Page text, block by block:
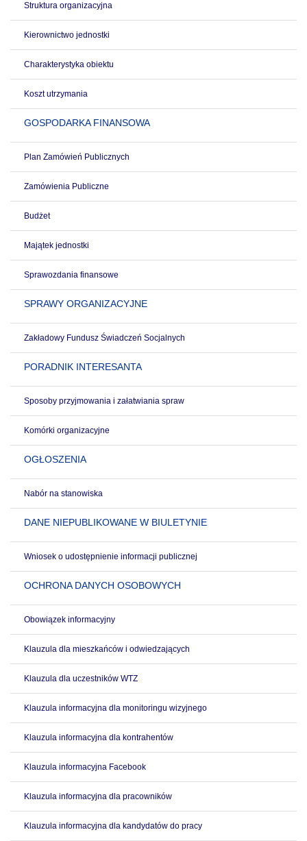
Struktura organizacyjna
Kierownictwo jednostki
Charakterystyka obiektu
Koszt utrzymania
GOSPODARKA FINANSOWA
Plan Zamówień Publicznych
Zamówienia Publiczne
Budżet
Majątek jednostki
Sprawozdania finansowe
SPRAWY ORGANIZACYJNE
Zakładowy Fundusz Świadczeń Socjalnych
PORADNIK INTERESANTA
Sposoby przyjmowania i załatwiania spraw
Komórki organizacyjne
OGŁOSZENIA
Nabór na stanowiska
DANE NIEPUBLIKOWANE W BIULETYNIE
Wniosek o udostępnienie informacji publicznej
OCHRONA DANYCH OSOBOWYCH
Obowiązek informacyjny
Klauzula dla mieszkańców i odwiedzających
Klauzula dla uczestników WTZ
Klauzula informacyjna dla monitoringu wizyjnego
Klauzula informacyjna dla kontrahentów
Klauzula informacyjna Facebook
Klauzula informacyjna dla pracowników
Klauzula informacyjna dla kandydatów do pracy